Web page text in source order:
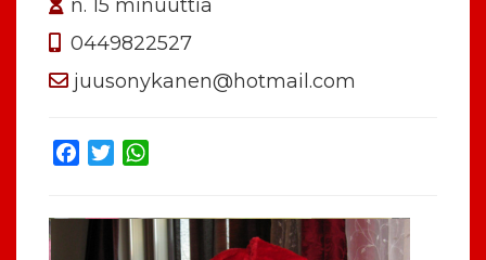
n. 15 minuuttia
0449822527
juusonykanen@hotmail.com
Facebook
Twitter